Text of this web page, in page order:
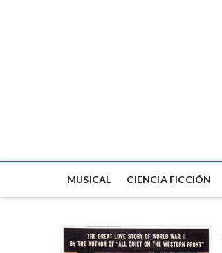
MUSICAL CIENCIA FICCIÓN